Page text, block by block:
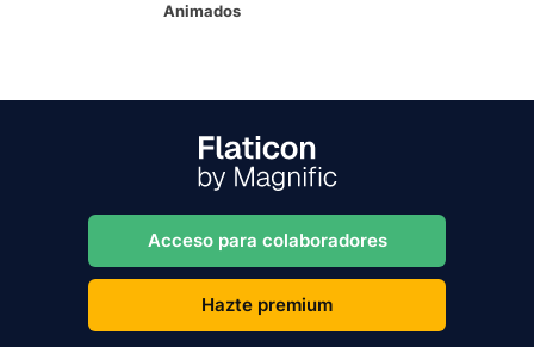
Animados
Acceso para colaboradores
Hazte premium